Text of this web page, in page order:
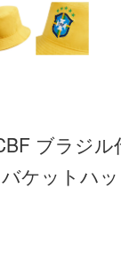
ブラジル
ケットハッ